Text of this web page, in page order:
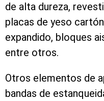
de alta dureza,
placas de yeso
expandido, bloques
entre otros.
Otros elementos de
bandas de